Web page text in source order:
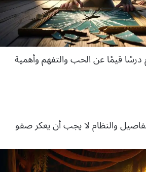
درسًا قيمًا عن الحب والتفهم وأهمية
والنظام لا يجب أن يعكر صفو